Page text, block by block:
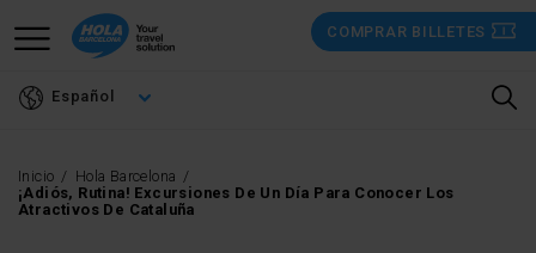
Pasar
COMPRAR BILLETES
Español
Inicio
Hola Barcelona
¡Adiós, Rutina! Excursiones De Un Día Para Conocer Los
Atractivos De Cataluña